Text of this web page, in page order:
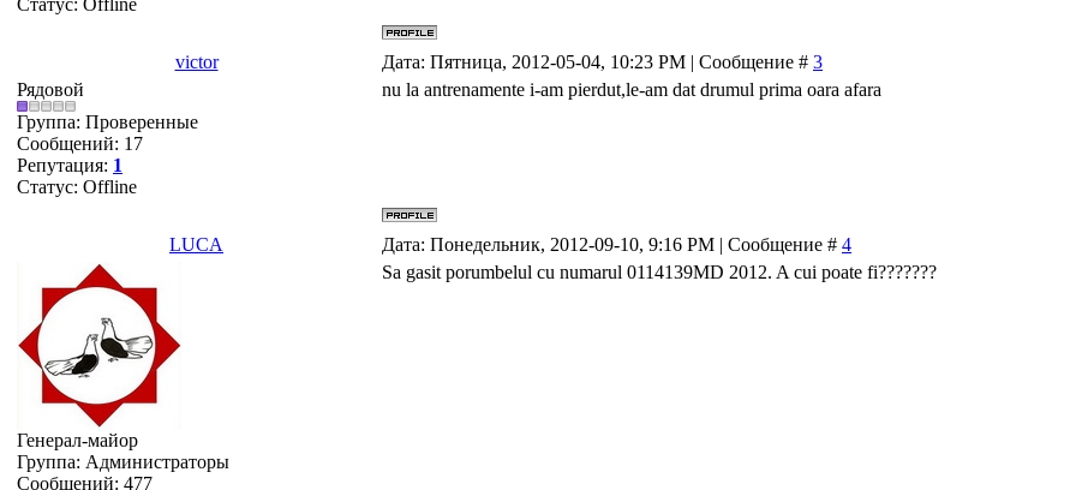
Статус: Offline
victor Дата: Пятница, 2012-05-04, 10:23 PM | Сообщение # 3
Рядовой
Группа: Проверенные
Сообщений: 17
Репутация: 1
Статус: Offline
nu la antrenamente i-am pierdut,le-am dat drumul prima oara afara
LUCA Дата: Понедельник, 2012-09-10, 9:16 PM | Сообщение # 4
Генерал-майор
Группа: Администраторы
Сообщений: 477
Sa gasit porumbelul cu numarul 0114139MD 2012. A cui poate fi???????